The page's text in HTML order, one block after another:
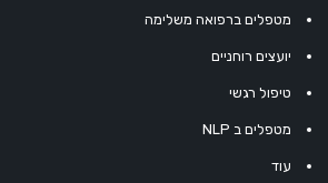
מטפלים ברפואה משלימה
יועצים רוחניים
טיפול רגשי
מטפלים ב NLP
עוד